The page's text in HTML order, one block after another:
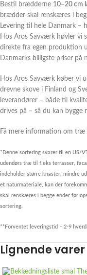
Bestil brædderne 10–20 cm
brædder skal renskæres i
Levering til hele Danmark –
Hos Aros Savværk høvler vi
direkte fra egen produktion
Danmarks billigste priser på
Hos Aros Savværk køber vi
drevne skove i Finland og
leverandører – både til
drives på – så du kan bygge
Få mere information om
*Denne sortering svarer til en US/
udendørs træ til f.eks terrasser,
indeholder større knaster, mindre
et naturmateriale, kan der
skal renskæres i begge ender før
sortering.
**Forventet leveringstid – 2-9
Lignende varer